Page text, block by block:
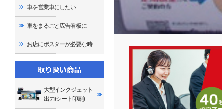
車を営業車にしたい
車をまるごと広告看板に
お店にポスターが必要な時
大型インクジェット
出力(シート印刷)